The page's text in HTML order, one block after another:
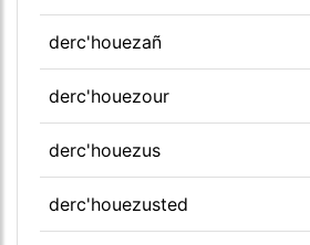
derc'houezañ
derc'houezour
derc'houezus
derc'houezusted